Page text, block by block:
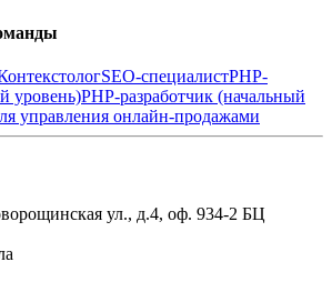
SEO-специалистPHP-
уровень)PHP-разработчик (начальный
управления онлайн-продажами
ул., д.4, оф. 934-2 БЦ